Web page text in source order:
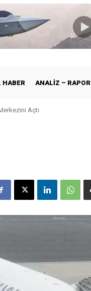
HABER ANALIZ – RAPOR
Açtı